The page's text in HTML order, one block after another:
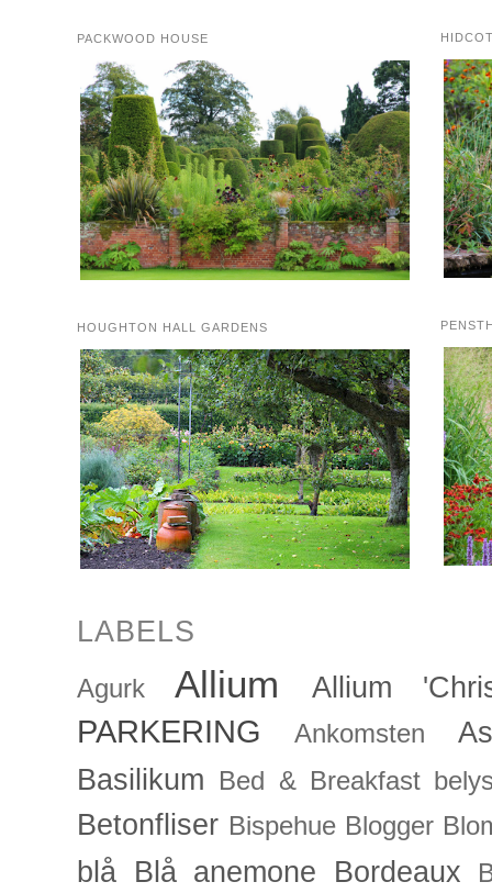
PACKWOOD HOUSE
HOUGHTON HALL GARDENS
LABELS
Agurk Allium Allium
PARKERING Ankomsten
Basilikum
Bed & Breakfast
Betonfliser Bispehue Blogger
blå Blå anemone Bordeaux